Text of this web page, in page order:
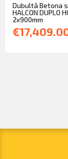
Dubultā Betona
HALCON DUPLO
2x900mm